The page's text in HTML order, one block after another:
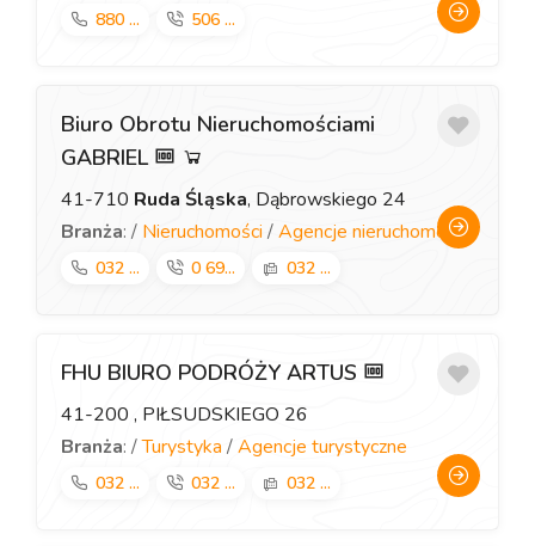
880 ... 506 ...
Biuro Obrotu Nieruchomościami
GABRIEL
41-710 Ruda Śląska, Dąbrowskiego 24
Branża: / Nieruchomości /Agencje nieruchomości
032 ... 0 69... 032 ...
FHU BIURO PODRÓŻY ARTUS
41-200 , PIŁSUDSKIEGO 26
Branża: /Turystyka /Agencje turystyczne
032 ... 032 ... 032 ...